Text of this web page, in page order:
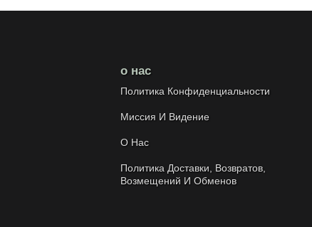
о нас
Политика Конфиденциальности
Миссия И Видение
О Нас
Политика Доставки, Возвратов,
Возмещений И Обменов